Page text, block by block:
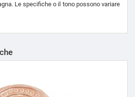
Le specifiche o il tono possono variare